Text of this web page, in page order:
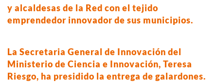
y alcaldesas de la Red con el tejido
emprendedor innovador de sus municipios.
La Secretaria General de Innovación del
Ministerio de Ciencia e Innovación, Teresa
Riesgo, ha presidido la entrega de galardones.